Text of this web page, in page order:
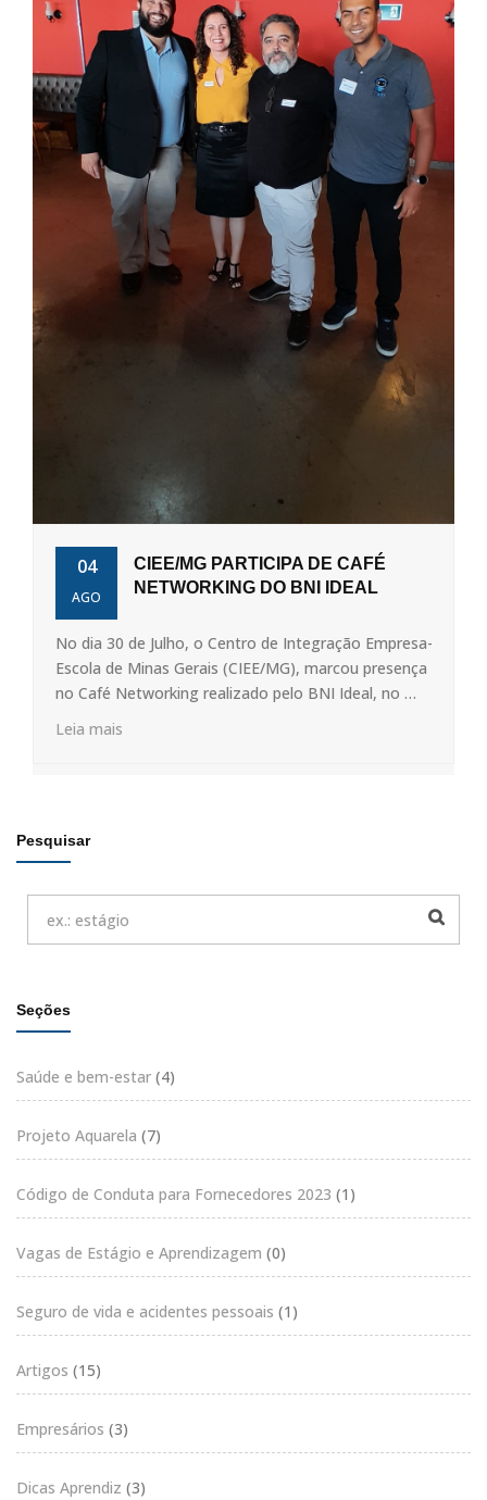
04
AGO
CIEE/MG PARTICIPA DE CAFÉ
NETWORKING DO BNI IDEAL
No dia 30 de Julho, o Centro de Integração Empresa-
Escola de Minas Gerais (CIEE/MG), marcou presença
no Café Networking realizado pelo BNI Ideal, no …
Leia mais
Pesquisar
Seções
Saúde e bem-estar (4)
Projeto Aquarela (7)
Código de Conduta para Fornecedores 2023 (1)
Vagas de Estágio e Aprendizagem (0)
Seguro de vida e acidentes pessoais (1)
Artigos (15)
Empresários (3)
Dicas Aprendiz (3)